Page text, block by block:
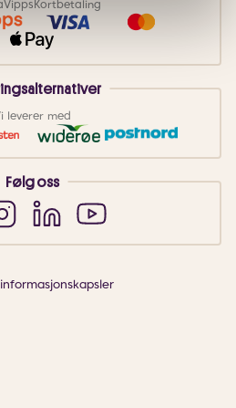
VippsKortbetaling
leverer med
Følg oss